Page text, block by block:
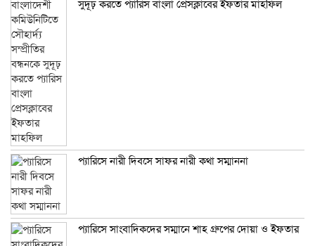
সুদূঢ় করতে প্যারিস বাংলা প্রেসক্লাবের ইফতার মাহফিল
প্যারিসে নারী দিবসে সাফর নারী কথা সম্মাননা
প্যারিসে সাংবাদিকদের সম্মানে শাহ গ্রুপের দোয়া ও ইফতার